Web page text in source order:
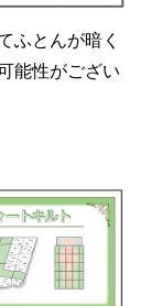
ふとんが暗く
能性がござい